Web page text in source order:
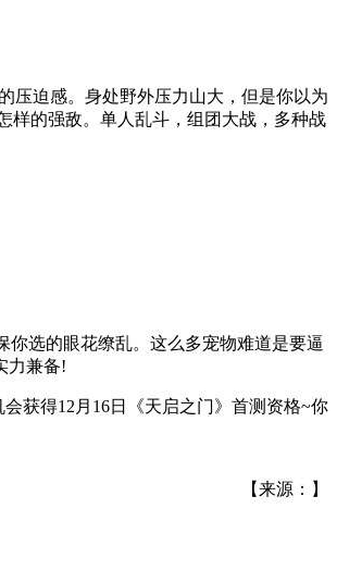
压迫感。身处野外压力山大，但是你以为
样的强敌。单人乱斗，组团大战，多种战
选的眼花缭乱。这么多宠物难道是要逼
力兼备!
获得12月16日《天启之门》首测资格~你
【来源：】